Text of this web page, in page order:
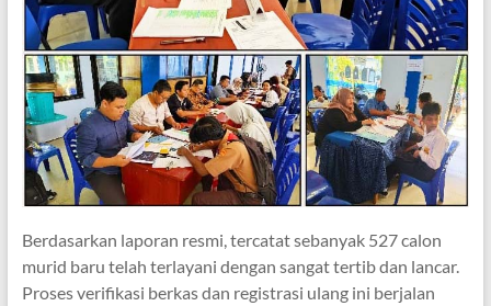
Berdasarkan laporan resmi, tercatat sebanyak 527 calon
murid baru telah terlayani dengan sangat tertib dan lancar.
Proses verifikasi berkas dan registrasi ulang ini berjalan